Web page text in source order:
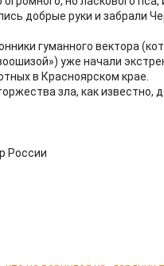
добрые руки и забрали
гуманного вектора
уже начали
в Красноярском крае.
зла, как известно,
России